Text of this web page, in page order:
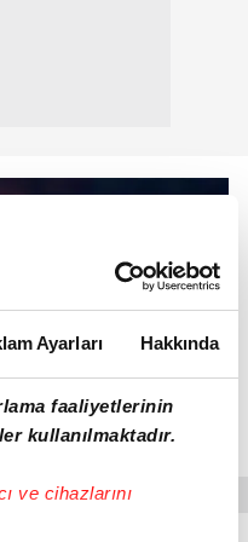
Ayarları Hakkında
faaliyetlerinin
kullanılmaktadır.
ve cihazlarını